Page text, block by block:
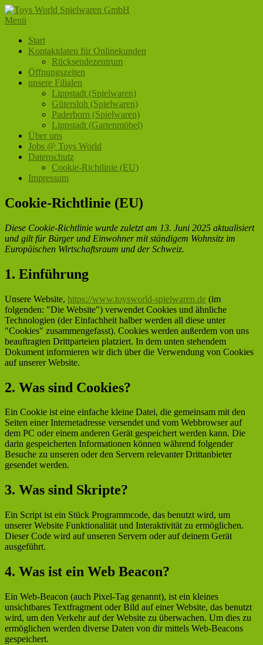
Zum
Inhalt
Menü
Primäres
Menü
Start
Kontaktdaten für Onlinekunden
Rücksendezentrum
Öffnungszeiten
unsere Filialen
Lippstadt (Spielwaren)
Gütersloh (Spielwaren)
Paderborn (Spielwaren)
Lippstadt (Gartenmöbel)
Über uns
Jobs @ Toys World
Datenschutz
Cookie-Richtlinie (EU)
Impressum
Cookie-Richtlinie (EU)
Diese Cookie-Richtlinie wurde zuletzt am 13. Juni 2025 aktualisiert
und gilt für Bürger und Einwohner mit ständigem Wohnsitz im
Europäischen Wirtschaftsraum und der Schweiz.
1. Einführung
Unsere Website, https://www.toysworld-spielwaren.de (im
folgenden: "Die Website") verwendet Cookies und ähnliche
Technologien (der Einfachheit halber werden all diese unter
"Cookies" zusammengefasst). Cookies werden außerdem von uns
beauftragten Drittparteien platziert. In dem unten stehendem
Dokument informieren wir dich über die Verwendung von Cookies
auf unserer Website.
2. Was sind Cookies?
Ein Cookie ist eine einfache kleine Datei, die gemeinsam mit den
Seiten einer Internetadresse versendet und vom Webbrowser auf
dem PC oder einem anderen Gerät gespeichert werden kann. Die
darin gespeicherten Informationen können während folgender
Besuche zu unseren oder den Servern relevanter Drittanbieter
gesendet werden.
3. Was sind Skripte?
Ein Script ist ein Stück Programmcode, das benutzt wird, um
unserer Website Funktionalität und Interaktivität zu ermöglichen.
Dieser Code wird auf unseren Servern oder auf deinem Gerät
ausgeführt.
4. Was ist ein Web Beacon?
Ein Web-Beacon (auch Pixel-Tag genannt), ist ein kleines
unsichtbares Textfragment oder Bild auf einer Website, das benutzt
wird, um den Verkehr auf der Website zu überwachen. Um dies zu
ermöglichen werden diverse Daten von dir mittels Web-Beacons
gespeichert.